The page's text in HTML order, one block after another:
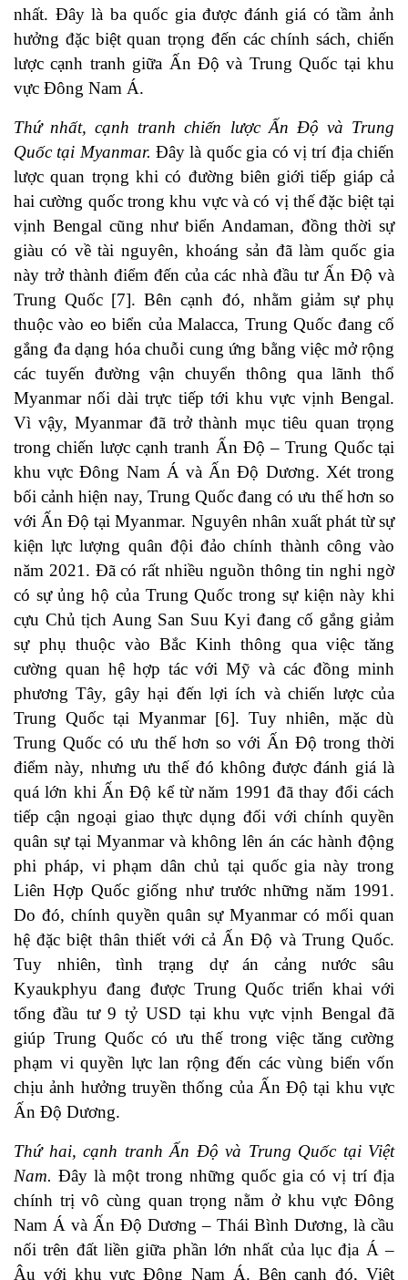
nhất. Đây là ba quốc gia được đánh giá có tầm ảnh
hưởng đặc biệt quan trọng đến các chính sách, chiến
lược cạnh tranh giữa Ấn Độ và Trung Quốc tại khu
vực Đông Nam Á.
Thứ nhất, cạnh tranh chiến lược Ấn Độ và Trung
Quốc tại Myanmar. Đây là quốc gia có vị trí địa chiến
lược quan trọng khi có đường biên giới tiếp giáp cả
hai cường quốc trong khu vực và có vị thế đặc biệt tại
vịnh Bengal cũng như biển Andaman, đồng thời sự
giàu có về tài nguyên, khoáng sản đã làm quốc gia
này trở thành điểm đến của các nhà đầu tư Ấn Độ và
Trung Quốc [7]. Bên cạnh đó, nhằm giảm sự phụ
thuộc vào eo biển của Malacca, Trung Quốc đang cố
gắng đa dạng hóa chuỗi cung ứng bằng việc mở rộng
các tuyến đường vận chuyển thông qua lãnh thổ
Myanmar nối dài trực tiếp tới khu vực vịnh Bengal.
Vì vậy, Myanmar đã trở thành mục tiêu quan trọng
trong chiến lược cạnh tranh Ấn Độ – Trung Quốc tại
khu vực Đông Nam Á và Ấn Độ Dương. Xét trong
bối cảnh hiện nay, Trung Quốc đang có ưu thế hơn so
với Ấn Độ tại Myanmar. Nguyên nhân xuất phát từ sự
kiện lực lượng quân đội đảo chính thành công vào
năm 2021. Đã có rất nhiều nguồn thông tin nghi ngờ
có sự ủng hộ của Trung Quốc trong sự kiện này khi
cựu Chủ tịch Aung San Suu Kyi đang cố gắng giảm
sự phụ thuộc vào Bắc Kinh thông qua việc tăng
cường quan hệ hợp tác với Mỹ và các đồng minh
phương Tây, gây hại đến lợi ích và chiến lược của
Trung Quốc tại Myanmar [6]. Tuy nhiên, mặc dù
Trung Quốc có ưu thế hơn so với Ấn Độ trong thời
điểm này, nhưng ưu thế đó không được đánh giá là
quá lớn khi Ấn Độ kể từ năm 1991 đã thay đổi cách
tiếp cận ngoại giao thực dụng đối với chính quyền
quân sự tại Myanmar và không lên án các hành động
phi pháp, vi phạm dân chủ tại quốc gia này trong
Liên Hợp Quốc giống như trước những năm 1991.
Do đó, chính quyền quân sự Myanmar có mối quan
hệ đặc biệt thân thiết với cả Ấn Độ và Trung Quốc.
Tuy nhiên, tình trạng dự án cảng nước sâu
Kyaukphyu đang được Trung Quốc triển khai với
tổng đầu tư 9 tỷ USD tại khu vực vịnh Bengal đã
giúp Trung Quốc có ưu thế trong việc tăng cường
phạm vi quyền lực lan rộng đến các vùng biển vốn
chịu ảnh hưởng truyền thống của Ấn Độ tại khu vực
Ấn Độ Dương.
Thứ hai, cạnh tranh Ấn Độ và Trung Quốc tại Việt
Nam. Đây là một trong những quốc gia có vị trí địa
chính trị vô cùng quan trọng nằm ở khu vực Đông
Nam Á và Ấn Độ Dương – Thái Bình Dương, là cầu
nối trên đất liền giữa phần lớn nhất của lục địa Á –
Âu với khu vực Đông Nam Á. Bên cạnh đó, Việt